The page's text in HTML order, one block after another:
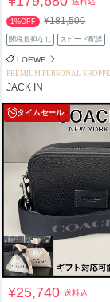
1%OFF ¥181,500
関税負担なし スピード配送
LOEWE
PREMIUM PERSONAL
JACK IN
タイムセール
¥25,740送料込